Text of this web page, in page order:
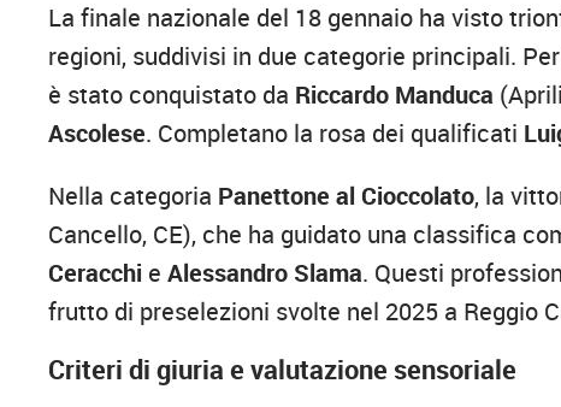
La finale nazionale del 18 gennaio ha visto
regioni, suddivisi in due categorie principali.
è stato conquistato da Riccardo Manduca
Ascolese. Completano la rosa dei qualificati
Nella categoria Panettone al Cioccolato, la
Cancello, CE), che ha guidato una classifica
Ceracchi eAlessandro Slama. Questi
frutto di preselezioni svolte nel 2025 a Reggio
Criteri di giuria e valutazione sensoriale